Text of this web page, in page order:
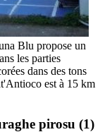
Blu propose un
les parties
dans des tons
est à 15 km
pirosu (1)